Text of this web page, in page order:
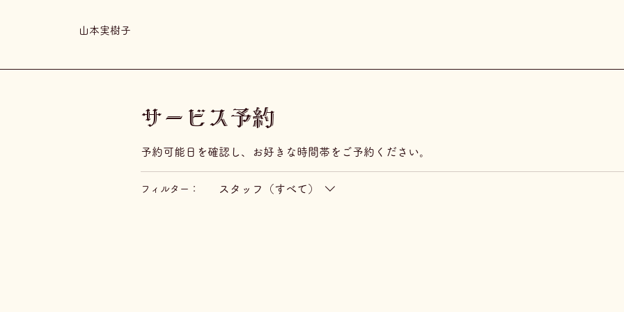
山本実樹子
サービス予約
予約可能日を確認し、お好きな時間帯をご予約ください。
フィルター： スタッフ（すべて）